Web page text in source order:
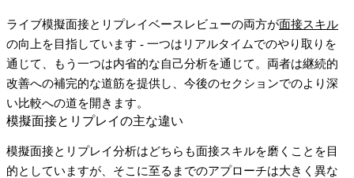
ライブ模擬面接とリプレイベースレビューの両方が面接スキル
の向上を目指しています - 一つはリアルタイムでのやり取りを
通じて、もう一つは内省的な自己分析を通じて。両者は継続的
改善への補完的な道筋を提供し、今後のセクションでのより深
い比較への道を開きます。
模擬面接とリプレイの主な違い
模擬面接とリプレイ分析はどちらも面接スキルを磨くことを目
的としていますが、そこに至るまでのアプローチは大きく異な